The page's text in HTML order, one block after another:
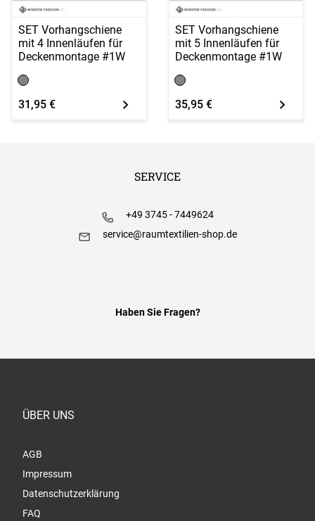
SET Vorhangschiene
mit 4 Innenläufen für
Deckenmontage #1W
31,95 €
SET Vorhangschiene
mit 5 Innenläufen für
Deckenmontage #1W
35,95 €
SERVICE
Haben Sie Fragen?
+49 3745 - 7449624
service@raumtextilien-shop.de
ÜBER UNS
AGB
Impressum
Datenschutzerklärung
FAQ